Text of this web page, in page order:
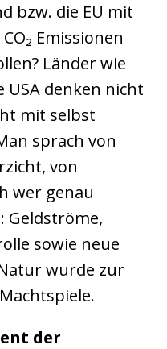
bzw. die EU mit
Emissionen
Länder wie
USA denken nicht
mit selbst
sprach von
von
wer genau
Geldströme,
sowie neue
wurde zur
der